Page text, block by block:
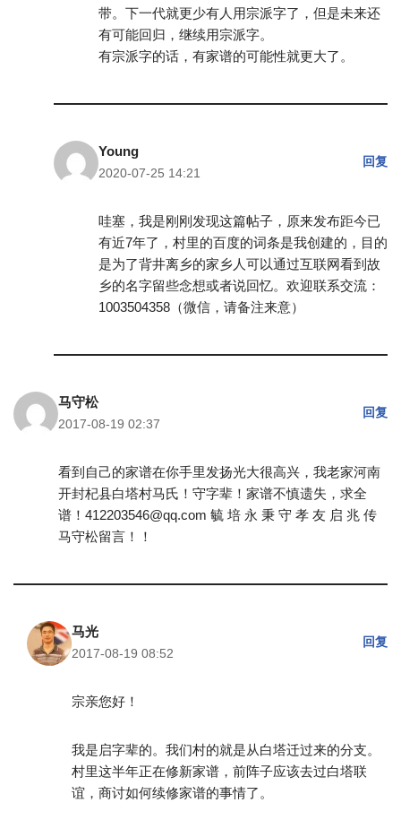
带。下一代就更少有人用宗派字了，但是未来还
有可能回归，继续用宗派字。
有宗派字的话，有家谱的可能性就更大了。
Young
2020-07-25 14:21
回复
哇塞，我是刚刚发现这篇帖子，原来发布距今已
有近7年了，村里的百度的词条是我创建的，目的
是为了背井离乡的家乡人可以通过互联网看到故
乡的名字留些念想或者说回忆。欢迎联系交流：
1003504358（微信，请备注来意）
马守松
2017-08-19 02:37
回复
看到自己的家谱在你手里发扬光大很高兴，我老家河南
开封杞县白塔村马氏！守字辈！家谱不慎遗失，求全
谱！412203546@qq.com 毓 培 永 秉 守 孝 友 启 兆 传
马守松留言！！
马光
2017-08-19 08:52
回复
宗亲您好！
我是启字辈的。我们村的就是从白塔迁过来的分支。
村里这半年正在修新家谱，前阵子应该去过白塔联
谊，商讨如何续修家谱的事情了。